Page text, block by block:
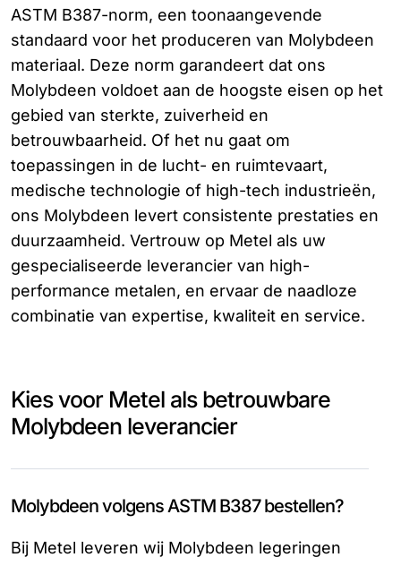
ASTM B387-norm, een toonaangevende
standaard voor het produceren van Molybdeen
materiaal. Deze norm garandeert dat ons
Molybdeen voldoet aan de hoogste eisen op het
gebied van sterkte, zuiverheid en
betrouwbaarheid. Of het nu gaat om
toepassingen in de lucht- en ruimtevaart,
medische technologie of high-tech industrieën,
ons Molybdeen levert consistente prestaties en
duurzaamheid. Vertrouw op Metel als uw
gespecialiseerde leverancier van high-
performance metalen, en ervaar de naadloze
combinatie van expertise, kwaliteit en service.
Kies voor Metel als betrouwbare
Molybdeen leverancier
Molybdeen volgens ASTM B387 bestellen?
Bij Metel leveren wij Molybdeen legeringen